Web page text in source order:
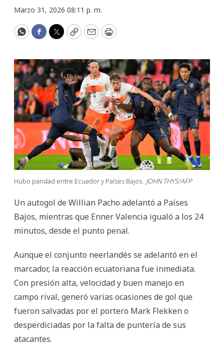
Marzo 31, 2026 08:11 p. m.
WhatsApp
Facebook
Twitter
CopyEmailPrint
Hubo paridad entre Ecuador y Países Bajos. JOHN THYS/AFP
Un autogol de Willian Pacho adelantó a Países
Bajos, mientras que Enner Valencia igualó a los 24
minutos, desde el punto penal.
Aunque el conjunto neerlandés se adelantó en el
marcador, la reacción ecuatoriana fue inmediata.
Con presión alta, velocidad y buen manejo en
campo rival, generó varias ocasiones de gol que
fueron salvadas por el portero Mark Flekken o
desperdiciadas por la falta de puntería de sus
atacantes.